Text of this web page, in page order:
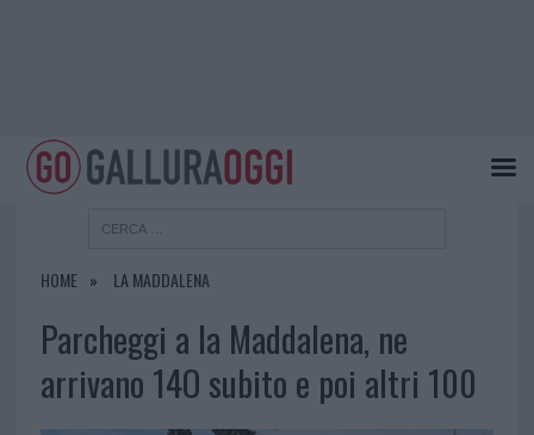
HOME LA MADDALENA
Parcheggi a la Maddalena, ne
arrivano 14O subito e poi altri 100